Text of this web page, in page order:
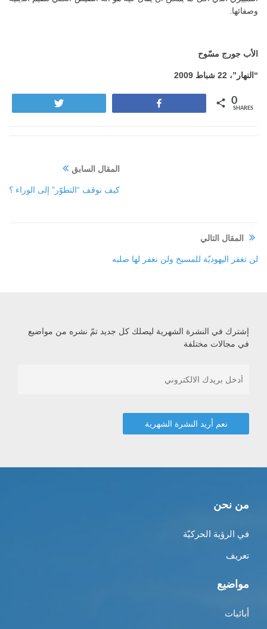
وصفائها.
الأب جورج مسّوح
“النهار”، 22 شباط 2009
0
SHARES
المقال السابق
كيف نوقف “التطوّر” إلى الوراء ؟
المقال التالي
لن تغفر اليهوديّة للمسيح ولن نغفر لها صلبه
إشترك في النشرة الشهرية ليصلك كل جديد تمّ نشره من مواضيع
في مجالات مختلفة
من نحن
في الرؤية الحركيّة
تعريف
مواضيع
أبائيات